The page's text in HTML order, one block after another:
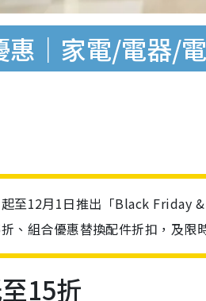
｜家電/電器/
至12月1日推出「Black Friday
、組合優惠替換配件折扣，及限
15折